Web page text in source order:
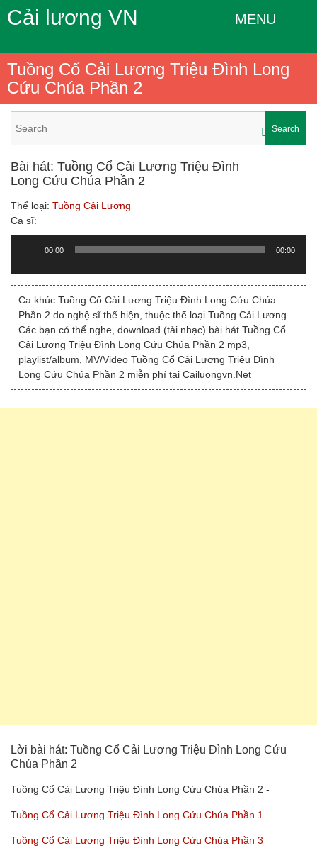
Cải lương VN MENU
Tuồng Cổ Cải Lương Triệu Đình Long
Cứu Chúa Phần 2
Search
Bài hát: Tuồng Cổ Cải Lương Triệu Đình
Long Cứu Chúa Phần 2
Thể loại: Tuồng Cải Lương
Ca sĩ:
00:00 00:00
Ca khúc Tuồng Cổ Cải Lương Triệu Đình Long Cứu Chúa
Phần 2 do nghệ sĩ thể hiện, thuộc thể loại Tuồng Cải Lương.
Các bạn có thể nghe, download (tải nhạc) bài hát Tuồng Cổ
Cải Lương Triệu Đình Long Cứu Chúa Phần 2 mp3,
playlist/album, MV/Video Tuồng Cổ Cải Lương Triệu Đình
Long Cứu Chúa Phần 2 miễn phí tại Cailuongvn.Net
Lời bài hát: Tuồng Cổ Cải Lương Triệu Đình Long Cứu
Chúa Phần 2
Tuồng Cổ Cải Lương Triệu Đình Long Cứu Chúa Phần 2 -
Tuồng Cổ Cải Lương Triệu Đình Long Cứu Chúa Phần 1
Tuồng Cổ Cải Lương Triệu Đình Long Cứu Chúa Phần 3